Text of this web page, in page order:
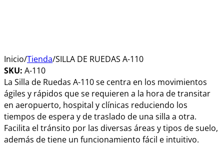
Inicio/Tienda/SILLA DE RUEDAS A-110
SKU: A-110
La Silla de Ruedas A-110 se centra en los movimientos
ágiles y rápidos que se requieren a la hora de transitar
en aeropuerto, hospital y clínicas reduciendo los
tiempos de espera y de traslado de una silla a otra.
Facilita el tránsito por las diversas áreas y tipos de suelo,
además de tiene un funcionamiento fácil e intuitivo.